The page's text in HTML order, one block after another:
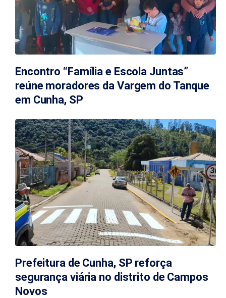
Encontro “Família e Escola Juntas”
reúne moradores da Vargem do Tanque
em Cunha, SP
Prefeitura de Cunha, SP reforça
segurança viária no distrito de Campos
Novos